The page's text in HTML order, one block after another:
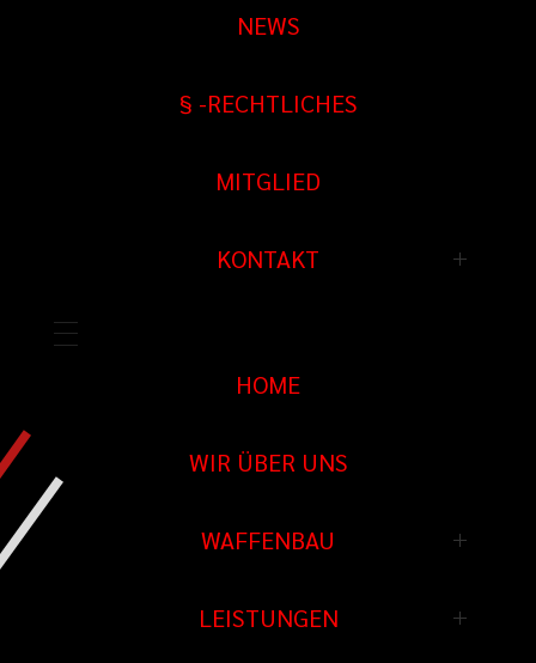
Ersatzteile
Sonderanfertigungen
Überarbeitungen
Restauration
Sportwaffen spezial
Jagd Waffen
Munition
NEWS
§ -RECHTLICHES
MITGLIED
KONTAKT
HOME
WIR ÜBER UNS
WAFFENBAU
LEISTUNGEN